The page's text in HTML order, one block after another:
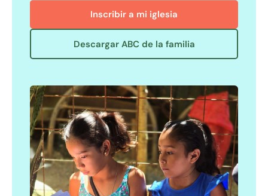
Inscribir a mi iglesia
Descargar ABC de la familia